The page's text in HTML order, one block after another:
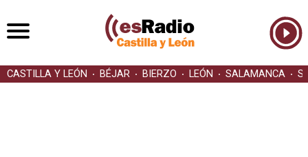
CASTILLA Y LEÓN BÉJAR BIERZO LEÓN SALAMANCA